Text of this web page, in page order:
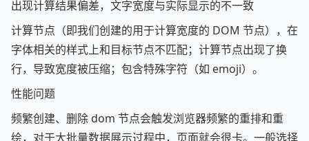
出现计算结果偏差，文字宽度与实际显示的不一致
计算节点（即我们创建的用于计算宽度的 DOM 节点），在
字体相关的样式上和目标节点不匹配；计算节点出现了换
行，导致宽度被压缩；包含特殊字符（如 emoji）。
性能问题
频繁创建、删除 dom 节点会触发浏览器频繁的重排和重
绘，对于大批量数据展示过程中，页面就会很卡。一般选择